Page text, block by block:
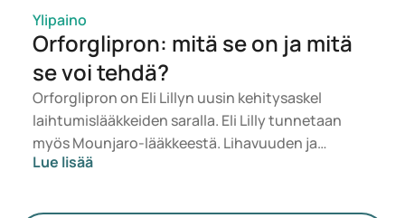
Ylipaino
Orforglipron: mitä se on ja mitä
se voi tehdä?
Orforglipron on Eli Lillyn uusin kehitysaskel
laihtumislääkkeiden saralla. Eli Lilly tunnetaan
myös Mounjaro-lääkkeestä. Lihavuuden ja
ylipainon hoitoon on viime vuosina tehty valtavia
agonistit, ovat osoittaneet auttavansa
Lue lisää